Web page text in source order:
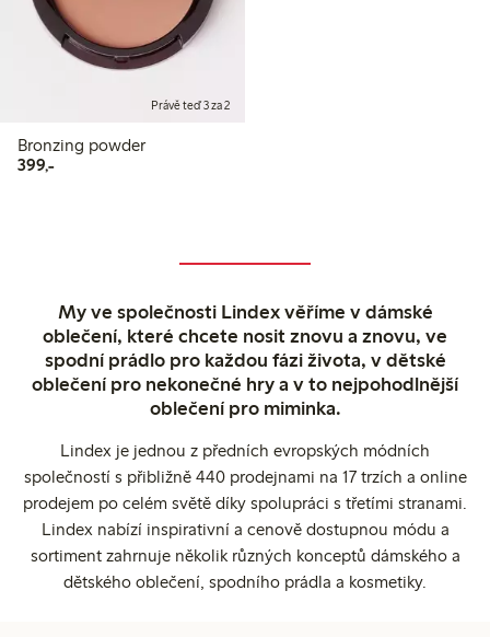
Právě teď 3 za 2
Bronzing powder
399,-399,00 Kč
My ve společnosti Lindex věříme v dámské
oblečení, které chcete nosit znovu a znovu, ve
spodní prádlo pro každou fázi života, v dětské
oblečení pro nekonečné hry a v to nejpohodlnější
oblečení pro miminka.
Lindex je jednou z předních evropských módních
společností s přibližně 440 prodejnami na 17 trzích a online
prodejem po celém světě díky spolupráci s třetími stranami.
Lindex nabízí inspirativní a cenově dostupnou módu a
sortiment zahrnuje několik různých konceptů dámského a
dětského oblečení, spodního prádla a kosmetiky.